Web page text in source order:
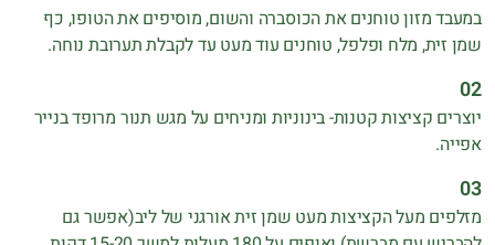
במעבד מזון טוחנים את הכוסברה והשום, מוסיפים את הטופו, כף
שמן זית, מלח ופלפל, טוחנים עוד מעט עד לקבלת תערובת נוחה.
יוצרים קציצות קטנות- בינוניות ומניחים על מגש תנור מרופד בנייר
אפייה.
מזלפים מעל הקציצות מעט שמן זית אורגני של ליב(אפשר גם